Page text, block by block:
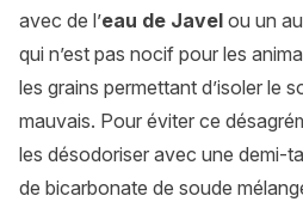
avec de l’eau de Javel ou un
qui n’est pas nocif pour les
les grains permettant d’isoler le
mauvais. Pour éviter ce
les désodoriser avec une demi-
de bicarbonate de soude